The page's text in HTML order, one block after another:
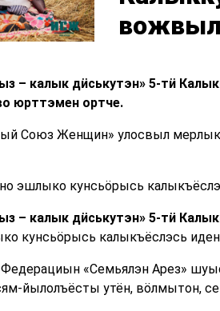
– калык дӥськутэн» 5-тӥ
юрттэмен ортче.
Союз Женщин» улосвыл мерлык
эшлыко кунсьӧрысь
– калык дӥськутэн» 5-тӥ
кунсьӧрысь калыкъёслэсь
Федерациын «Семьялэн Арез»
йылолъёсты утён, вӧлмытон,